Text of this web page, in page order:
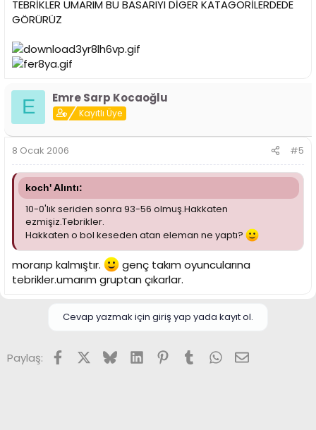
TEBRİKLER UMARIM BU BASARIYI DİGER KATAGORİLERDEDE
GÖRÜRÜZ
E Emre Sarp Kocaoğlu
Kayıtlı Üye
8 Ocak 2006 #5
koch' Alıntı:
10-0'lık seriden sonra 93-56 olmuş.Hakkaten
ezmişiz.Tebrikler.
Hakkaten o bol keseden atan eleman ne yaptı?
morarıp kalmıştır.
genç takım oyuncularına
tebrikler.umarım gruptan çıkarlar.
Cevap yazmak için giriş yap yada kayıt ol.
Paylaş: FacebookX (Twitter)
BlueskyLinkedInPinterest
TumblrWhatsApp
E-posta